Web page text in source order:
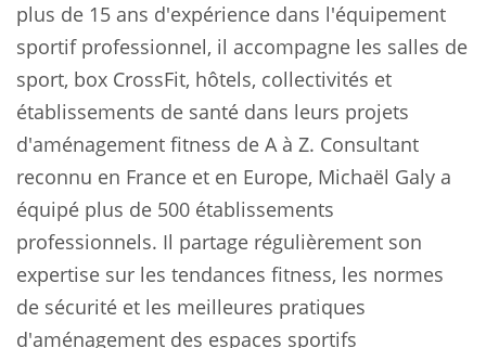
plus de 15 ans d'expérience dans l'équipement
sportif professionnel, il accompagne les salles de
sport, box CrossFit, hôtels, collectivités et
établissements de santé dans leurs projets
d'aménagement fitness de A à Z. Consultant
reconnu en France et en Europe, Michaël Galy a
équipé plus de 500 établissements
professionnels. Il partage régulièrement son
expertise sur les tendances fitness, les normes
de sécurité et les meilleures pratiques
d'aménagement des espaces sportifs